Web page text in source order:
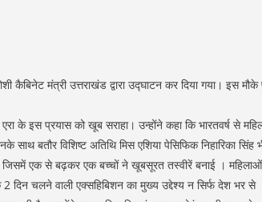
कैबिनेट मंत्री उत्तराखंड द्वारा उद्घाटन कर दिया गया। इस मौके
के इस प्रयास को खूब सराहा। उन्होंने कहा कि भारतवर्ष से
बतौर विशिष्ट अतिथि मिस एशिया पेसिफिक निहारिका सिंह
जिसमें एक से बढ़कर एक बच्चों ने खूबसूरत तस्वीरें बनाई ।
दिन चलने वाली एक्सहिबिशन का मुख्य उद्देश्य न सिर्फ देश भर से